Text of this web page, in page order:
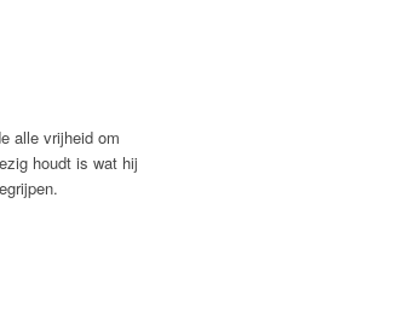
alle vrijheid om
houdt is wat hij